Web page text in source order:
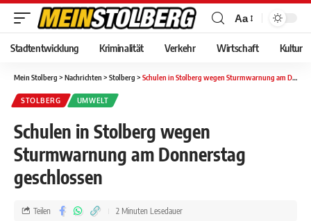
Aa
Stadtentwicklung Kriminalität Verkehr Wirtschaft Kultur
Mein Stolberg > Nachrichten > Stolberg > Schulen in Stolberg wegen Sturmwarnung am Donnerstag geschlossen
STOLBERG UMWELT
Schulen in Stolberg wegen
Sturmwarnung am Donnerstag
geschlossen
Teilen 2 Minuten Lesedauer